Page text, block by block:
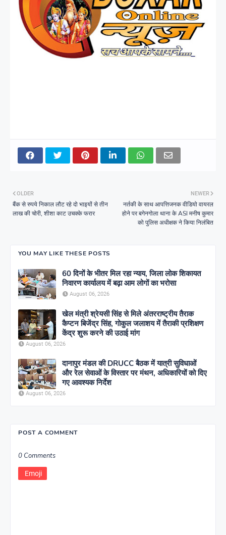
NEWER
नर्तकी के साथ आपत्तिजनक वीडियो वायरल
होने पर बगेनगोला थाना के ASI मनीष कुमार
को पुलिस अधीक्षक ने किया निलंबित
OLDER
बैंक से रुपये निकाल लौट रहे दो भाइयों से तीन
लाख की चोरी, शीशा काट उचक्के फरार
YOU MAY LIKE THESE POSTS
60 दिनों के भीतर मिल रहा न्याय, जिला लोक शिकायत
निवारण कार्यालय में बढ़ा आम लोगों का भरोसा
August 06, 2026
खेल मंत्री श्रेयसी सिंह से मिले अंतरराष्ट्रीय तैराक
कैप्टन बिजेंद्र सिंह, गोकुल जलाशय में तैराकी प्रशिक्षण
केंद्र शुरू करने की उठाई मांग
August 06, 2026
दानापुर मंडल की DRUCC बैठक में यात्री सुविधाओं
और रेल सेवाओं के विस्तार पर मंथन, अधिकारियों को दिए
गए आवश्यक निर्देश
August 06, 2026
POST A COMMENT
0 Comments
Emoji